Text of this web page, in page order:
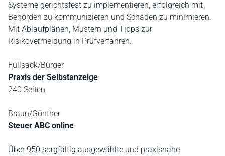
Systeme gerichtsfest zu implementieren, erfolgreich mit
Behörden zu kommunizieren und Schäden zu minimieren.
Mit Ablaufplänen, Mustern und Tipps zur
Risikovermeidung in Prüfverfahren.
Füllsack/Bürger
Praxis der Selbstanzeige
240 Seiten
Braun/Günther
Steuer ABC online
Über 950 sorgfältig ausgewählte und praxisnahe